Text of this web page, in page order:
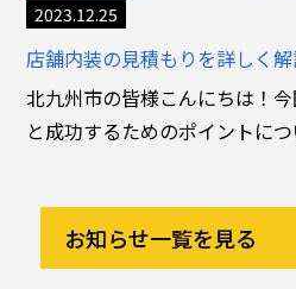
2023.12.25
北九州市の皆様こんにちは！
と成功するためのポイントに
お知らせ一覧を見る